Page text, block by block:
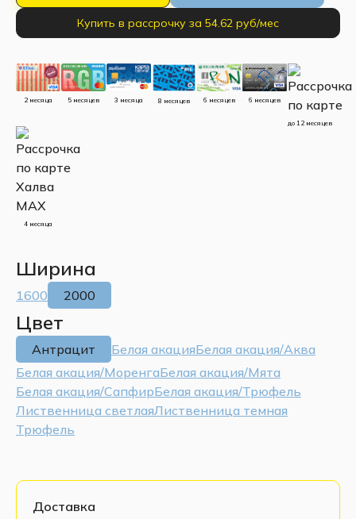
Купить в рассрочку за 54.62 руб/мес
2 месяца 5 месяцев 3 месяца 8 месяцев 6 месяцев 6 месяцев
до 12 месяцев
4 месяца
Ширина
1600 2000
Цвет
Антрацит Белая акацияБелая акация/Аква
Белая акация/МоренгаБелая акация/Мята
Белая акация/СапфирБелая акация/Трюфель
Лиственница светлаяЛиственница темная
Трюфель
Доставка